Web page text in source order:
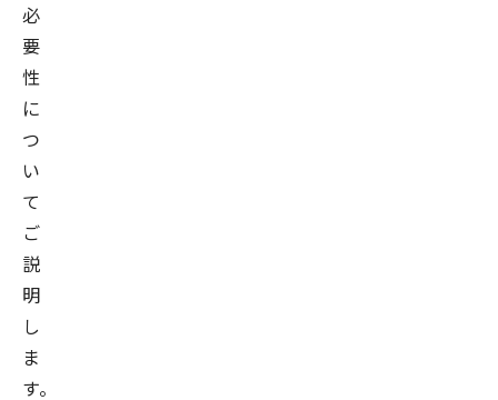
必
要
性
に
つ
い
て
ご
説
明
し
ま
す。